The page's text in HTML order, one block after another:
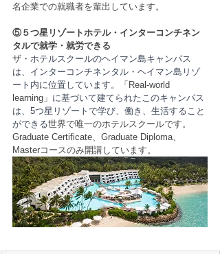
名企業での就職者を輩出しています。
⑤５つ星リゾートホテル・インターコンチネン
タルで就学・就労できる
ザ・ ホテルスクールのヘイマン島キャンパス
は、インターコンチネンタル・ヘイマン島リゾ
ート内に位置しています。「 Real-world
learning 」に基づいて建てられたこのキャンパス
は、5つ星リゾートで学び、働き、生活すること
ができる世界で唯一のホテルスクールです。
Graduate Certificate、Graduate Diploma、
Masterコースのみ開講しています。